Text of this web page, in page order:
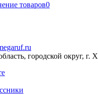
товаров0
городской округ,